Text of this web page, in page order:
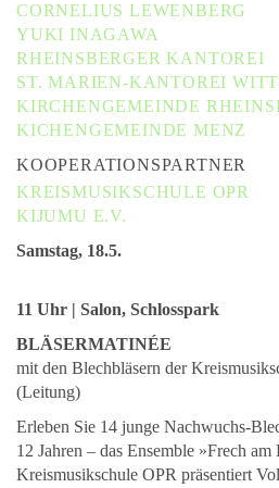
CORNELIUS LEWENBERG
YUKI INAGAWA
RHEINSBERGER KANTOREI
ST. MARIEN-KANTOREI
KIRCHENGEMEINDE
KICHENGEMEINDE MENZ
KOOPERATIONSPARTNER
KREISMUSIKSCHULE OPR
KIJUMU E.V.
Samstag, 18.5.
11 Uhr | Salon, Schlosspark
BLÄSERMATINÉE
mit den Blechbläsern der
(Leitung)
Erleben Sie 14 junge Nachwuchs-
12 Jahren – das Ensemble »Frech am
Kreismusikschule OPR präsentiert